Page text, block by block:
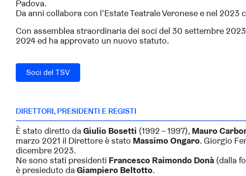
Padova.
Da anni collabora con l’Estate Teatrale Veronese e nel
Con assemblea straordinaria dei soci del 30 settembre
2024 ed ha approvato un nuovo statuto.
Soci del TSV
DIRETTORI, PRESIDENTI E REGISTI
È stato diretto daGiulio Bosetti (1992 – 1997), Mauro
marzo 2021 il Direttore è stato Massimo Ongaro. Giorgio
dicembre 2023.
Ne sono stati presidenti Francesco Raimondo Donà (dalla
è presieduto daGiampiero Beltotto.